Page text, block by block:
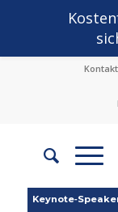
Kontakt